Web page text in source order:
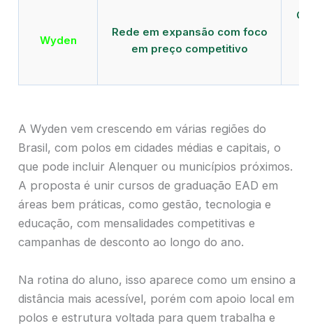
Wyden
Rede em expansão com foco
em preço competitivo
A Wyden vem crescendo em várias regiões do
Brasil, com polos em cidades médias e capitais, o
que pode incluir Alenquer ou municípios próximos.
A proposta é unir cursos de graduação EAD em
áreas bem práticas, como gestão, tecnologia e
educação, com mensalidades competitivas e
campanhas de desconto ao longo do ano.
Na rotina do aluno, isso aparece como um ensino a
distância mais acessível, porém com apoio local em
polos e estrutura voltada para quem trabalha e